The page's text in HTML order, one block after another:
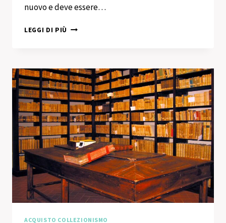
nuovo e deve essere…
LEGGI DI PIÙ ACQUISTO
ACQUISTO COLLEZIONISMO